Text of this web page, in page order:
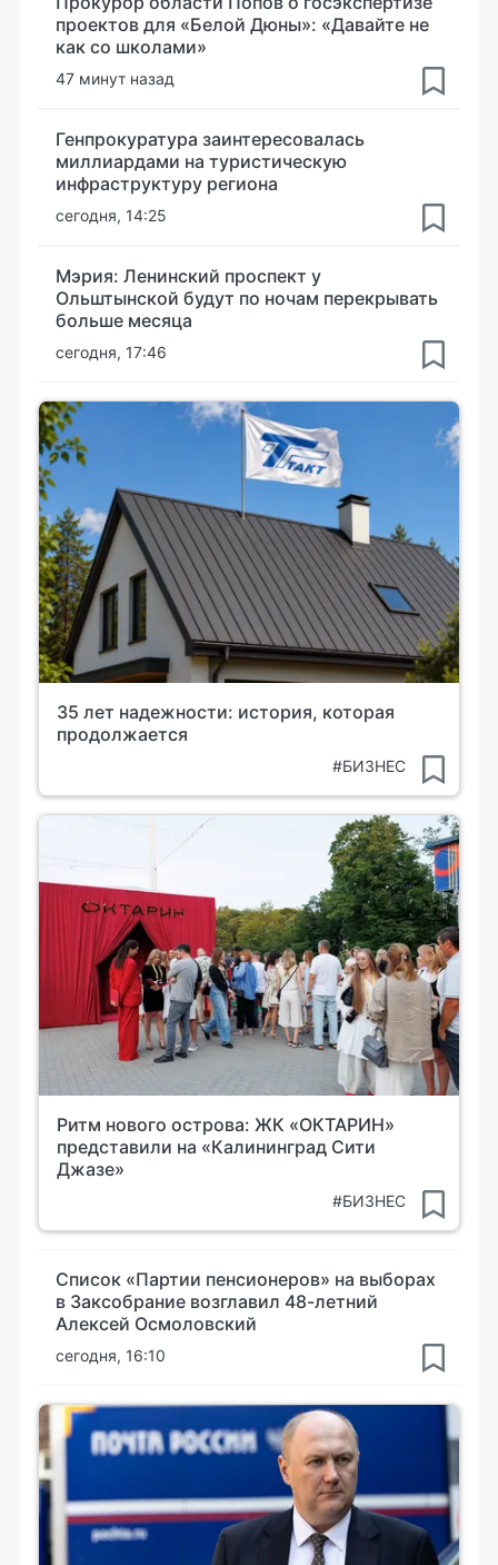
проектов для «Белой Дюны»: «Давайте не
как со школами»
47 минут назад
Генпрокуратура заинтересовалась
миллиардами на туристическую
инфраструктуру региона
сегодня, 14:25
Мэрия: Ленинский проспект у
Ольштынской будут по ночам перекрывать
больше месяца
сегодня, 17:46
35 лет надежности: история, которая
продолжается
#БИЗНЕС
Ритм нового острова: ЖК «ОКТАРИН»
представили на «Калининград Сити
Джазе»
#БИЗНЕС
Список «Партии пенсионеров» на выборах
в Заксобрание возглавил 48-летний
Алексей Осмоловский
сегодня, 16:10